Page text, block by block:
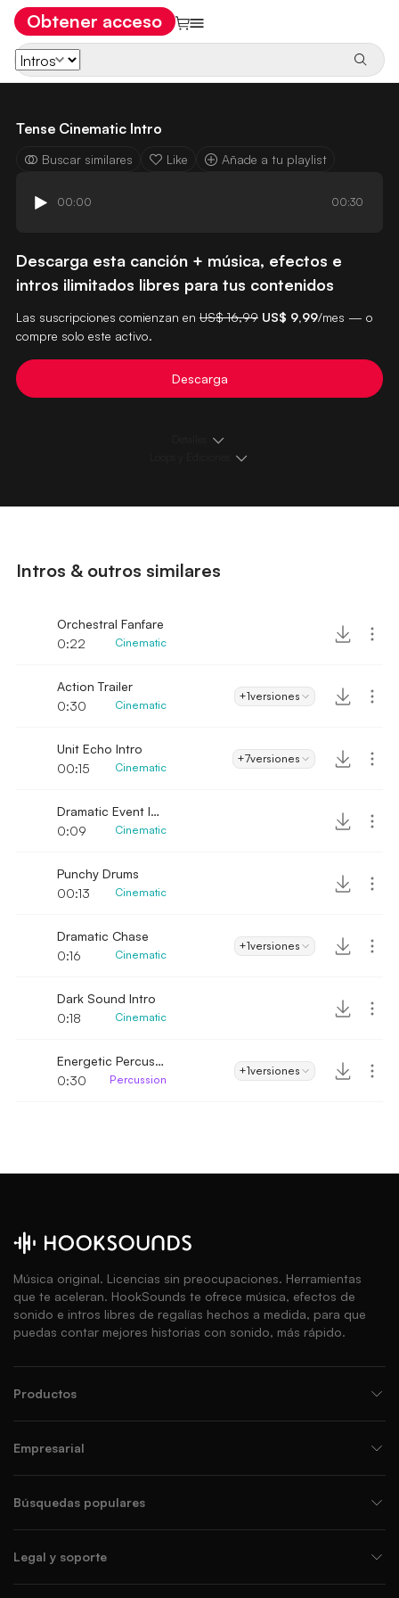
Obtener acceso
Tense Cinematic Intro
Buscar similares Like Añade a tu playlist
00:00 00:30
Descarga esta canción + música, efectos e
intros ilimitados libres para tus contenidos
Las suscripciones comienzan en US$ 16,99 US$ 9,99/mes — o
compre solo este activo.
Descarga
Intros & outros similares
Orchestral Fanfare
0:22
Cinematic
Action Trailer
0:30
Cinematic
+1versiones
Unit Echo Intro
00:15
Cinematic
+7versiones
Dramatic Event Intro
0:09
Cinematic
Punchy Drums
00:13
Cinematic
Dramatic Chase
0:16
Cinematic
+1versiones
Dark Sound Intro
0:18
Cinematic
Energetic Percussion Intro
0:30
Percussion
+1versiones
Música original. Licencias sin preocupaciones. Herramientas
que te aceleran. HookSounds te ofrece música, efectos de
sonido e intros libres de regalías hechos a medida, para que
puedas contar mejores historias con sonido, más rápido.
Productos
Empresarial
Búsquedas populares
Legal y soporte